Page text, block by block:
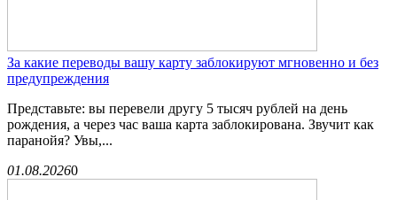
За какие переводы вашу карту заблокируют мгновенно и без
предупреждения
Представьте: вы перевели другу 5 тысяч рублей на день
рождения, а через час ваша карта заблокирована. Звучит как
паранойя? Увы,...
01.08.20260